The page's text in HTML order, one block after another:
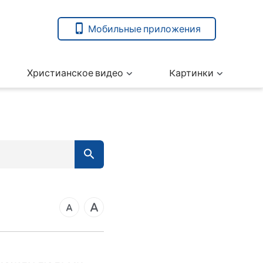
Мобильные приложения
Христианское видео Kартинки